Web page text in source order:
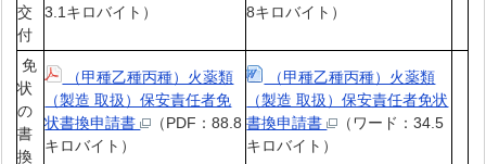
交
付
3.1キロバイト）
8キロバイト）
免
状
の
書
換
（甲種乙種丙種）火薬類
（製造 取扱）保安責任者免
状書換申請書
（PDF：88.8
キロバイト）
（甲種乙種丙種）火薬類
（製造 取扱）保安責任者免状
書換申請書
（ワード：34.5
キロバイト）